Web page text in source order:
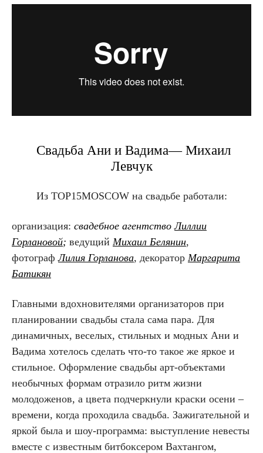
Свадьба Ани и Вадима— Михаил
Левчук
Из TOP15MOSCOW на свадьбеработали:
организация: свадебное агентствоЛиллии
Горлановой; ведущий Михаил Белянин,
фотографЛилия Горланова, декоратор Маргарита
Батикян
Главными вдохновителями организаторов при
планировании свадьбы стала сама пара. Для
динамичных, веселых, стильных и модных Ани и
Вадима хотелось сделать что-то такое же яркое и
стильное. Оформление свадьбы арт-объектами
необычных формам отразило ритм жизни
молодоженов, а цвета подчеркнули краски осени –
времени, когда проходила свадьба. Зажигательной и
яркой была и шоу-программа: выступление невесты
вместе с известным битбоксером Вахтангом,